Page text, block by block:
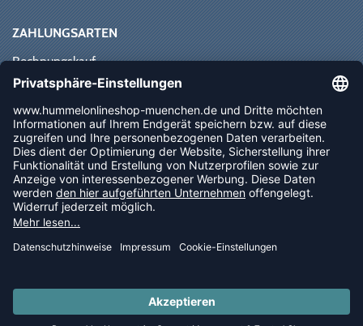
ZAHLUNGSARTEN
Rechnungskauf
Paypal
Vorkasse
Sofortüberweisung
NEWSLETTER